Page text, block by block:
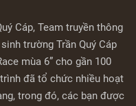
Cáp, Team truyền thông
trường Trần Quý Cáp
mùa 6” cho gần 100
đã tổ chức nhiều hoạt
trong đó, các bạn được